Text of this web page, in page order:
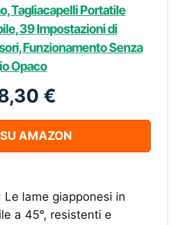
Tagliacapelli Portatile
39 Impostazioni di
Funzionamento Senza
Opaco
€
AMAZON
Le lame giapponesi in
a 45°, resistenti e